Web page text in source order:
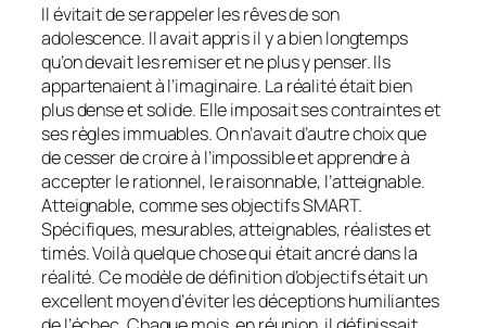
Il évitait de se rappeler les rêves de son
adolescence. Il avait appris il y a bien longtemps
qu’on devait les remiser et ne plus y penser. Ils
appartenaient à l’imaginaire. La réalité était bien
plus dense et solide. Elle imposait ses contraintes et
ses règles immuables. On n’avait d’autre choix que
de cesser de croire à l’impossible et apprendre à
accepter le rationnel, le raisonnable, l’atteignable.
Atteignable, comme ses objectifs SMART.
Spécifiques, mesurables, atteignables, réalistes et
timés. Voilà quelque chose qui était ancré dans la
réalité. Ce modèle de définition d’objectifs était un
excellent moyen d’éviter les déceptions humiliantes